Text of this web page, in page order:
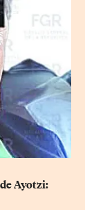
Ayotzi: